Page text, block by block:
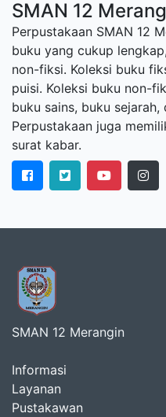
SMAN 12
Perpustakaan SMAN 12
buku yang cukup
non-fiksi. Koleksi buku
puisi. Koleksi buku non-
buku sains, buku sejarah,
Perpustakaan juga
surat kabar.
SMAN 12 Merangin
Informasi
Layanan
Pustakawan